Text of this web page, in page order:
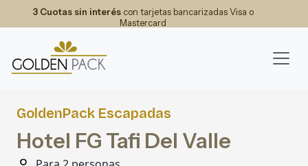
3 Cuotas sin interéscon tarjetas bancarizadas Visa o
Mastercard
GoldenPack Escapadas
Hotel FG Tafi Del Valle